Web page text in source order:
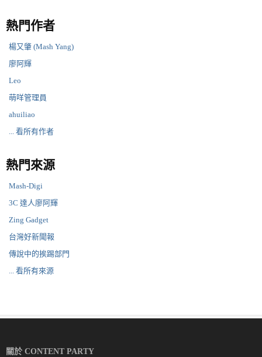
熱門作者
楊又肇 (Mash Yang)
廖阿輝
Leo
萌咩管理員
ahuiliao
... 看所有作者
熱門來源
Mash-Digi
3C 達人廖阿輝
Zing Gadget
台灣好新聞報
傳說中的挨踢部門
... 看所有來源
關於 CONTENT PARTY